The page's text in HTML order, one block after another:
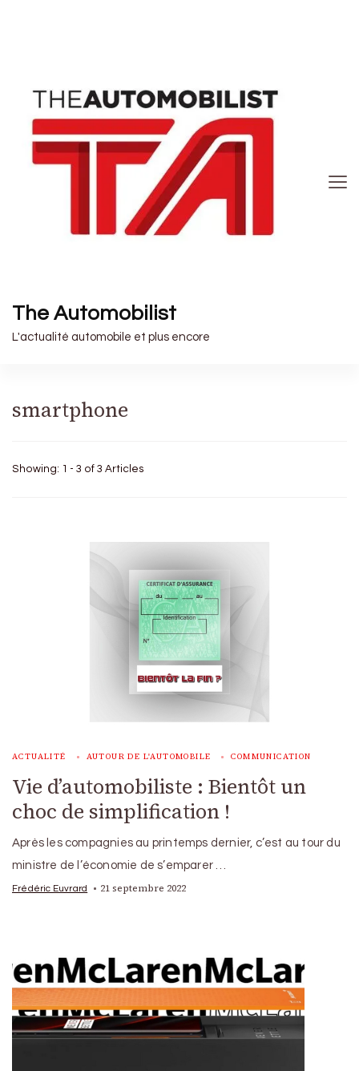
The Automobilist
L'actualité automobile et plus encore
smartphone
Showing: 1 - 3 of 3 Articles
ACTUALITÉ AUTOUR DE L'AUTOMOBILE COMMUNICATION
Vie d’automobiliste : Bientôt un
choc de simplification !
Après les compagnies au printemps dernier, c’est au tour du
ministre de l’économie de s’emparer …
Frédéric Euvrard 21 septembre 2022